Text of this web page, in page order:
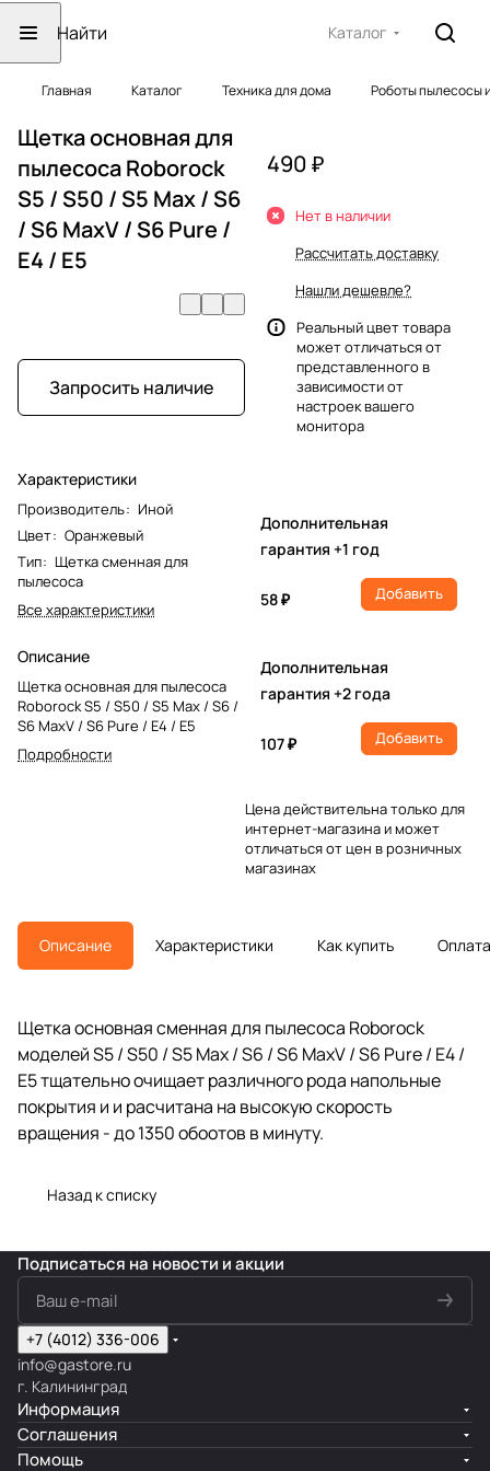
Каталог
Главная Каталог Техника для дома Роботы пылесосы
Щетка основная для
пылесоса Roborock
S5 / S50 / S5 Max / S6
/ S6 MaxV / S6 Pure /
E4 / E5
Запросить наличие
Характеристики
Производитель: Иной
Цвет: Оранжевый
Тип: Щетка сменная для
пылесоса
Все характеристики
Описание
Щетка основная для пылесоса
Roborock S5 / S50 / S5 Max / S6 /
S6 MaxV / S6 Pure / E4 / E5
Подробности
490 ₽
Нет в наличии
Рассчитать доставку
Нашли дешевле?
Реальный цвет товара
может отличаться от
представленного в
зависимости от
настроек вашего
монитора
Дополнительная
гарантия +1 год
58 ₽ Добавить
Дополнительная
гарантия +2 года
107 ₽ Добавить
Цена действительна только для
интернет-магазина и может
отличаться от цен в розничных
магазинах
Описание Характеристики Как купить Оплата
Щетка основная сменная для пылесоса Roborock
моделей S5 / S50 / S5 Max / S6 / S6 MaxV / S6 Pure / E4 /
E5 тщательно очищает различного рода напольные
покрытия и и расчитана на высокую скорость
вращения - до 1350 обоотов в минуту.
Назад к списку
Подписаться на новости и акции
+7 (4012) 336-006
info@gastore.ru
г. Калининград
Информация
Соглашения
Помощь